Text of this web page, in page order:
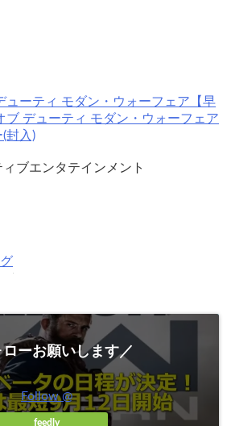
ューティ モダン・ウォーフェア【早
ブ デューティ モダン・ウォーフェア
封入)
ブエンタテインメント
ローお願いします／
Follow @
feedly